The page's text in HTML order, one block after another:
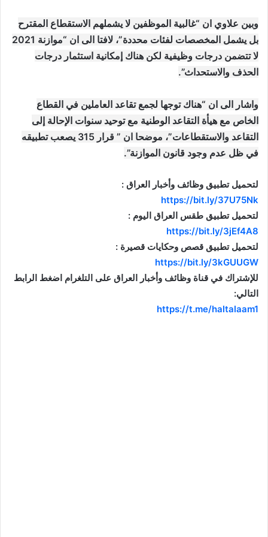
وبين علاوي ان “غالبية الموظفين لا يشملهم الاستقطاع المقترح
بل يشمل المخصصات لفئات محددة”، لافتا الى ان “موازنة 2021
لا تتضمن درجات وظيفية لكن هناك إمكانية استثمار درجات
الحذف والاستحداث”.
واشار الى ان “هناك توجها لجمع تقاعد العاملين في القطاع
الخاص مع هيأة التقاعد الوطنية مع توحيد سنوات الإحالة إلى
التقاعد والاستقطاعات”، موضحا ان ” قرار 315 يصعب تطبيقه
في ظل عدم وجود قانون الموازنة”.
لتحميل تطبيق وظائف وأخبار العراق :
https://bit.ly/37U75Nk
لتحميل تطبيق طقس العراق اليوم :
https://bit.ly/3jEf4A8
لتحميل تطبيق قصص وحكايات قصيرة :
https://bit.ly/3kGUUGW
للإشتراك في قناة وظائف وأخبار العراق على التلغرام اضغط الرابط
التالي:
https://t.me/haltalaam1